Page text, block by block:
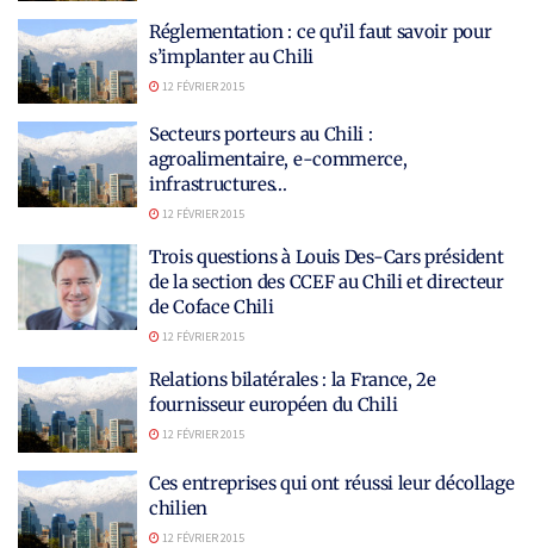
Réglementation : ce qu’il faut savoir pour
s’implanter au Chili
12 FÉVRIER 2015
Secteurs porteurs au Chili :
agroalimentaire, e-commerce,
infrastructures…
12 FÉVRIER 2015
Trois questions à Louis Des-Cars président
de la section des CCEF au Chili et directeur
de Coface Chili
12 FÉVRIER 2015
Relations bilatérales : la France, 2e
fournisseur européen du Chili
12 FÉVRIER 2015
Ces entreprises qui ont réussi leur décollage
chilien
12 FÉVRIER 2015